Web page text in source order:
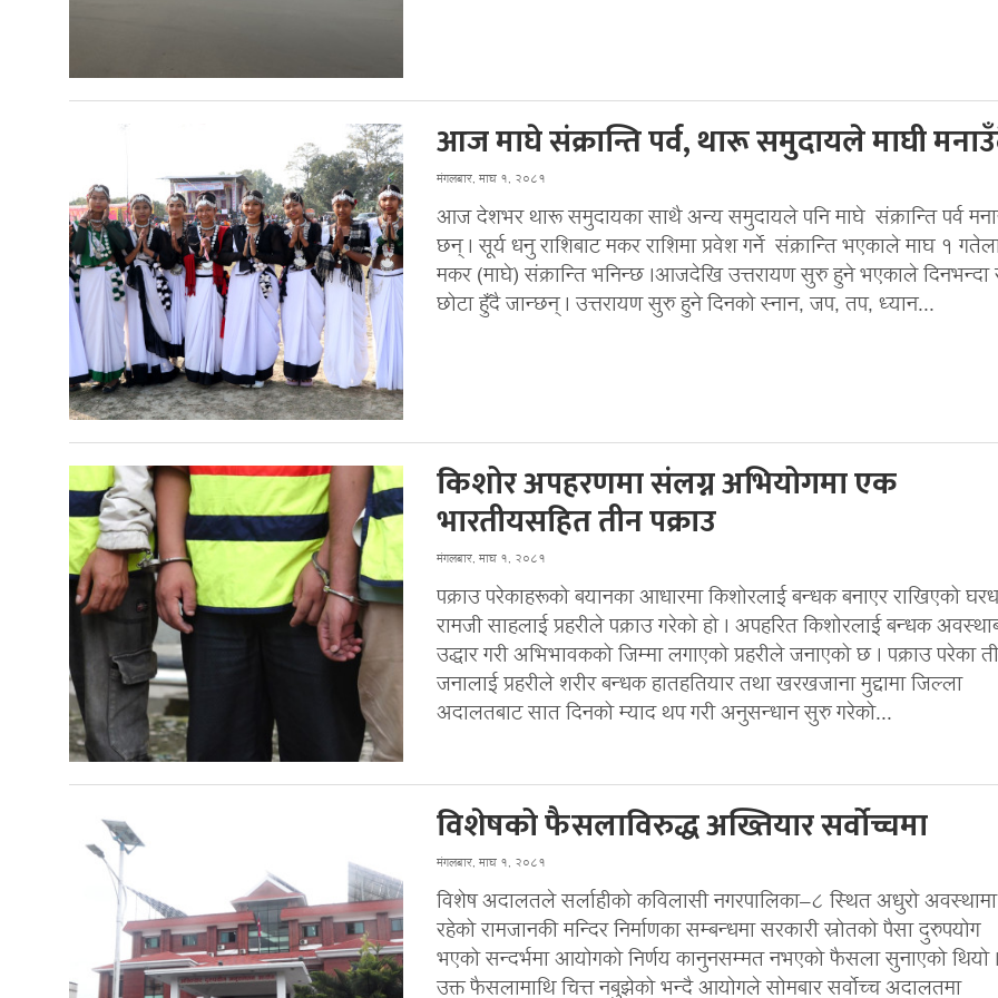
आज माघे संक्रान्ति पर्व, थारू समुदायले माघी
मंगलबार, माघ १, २०८१
आज देशभर थारू समुदायका साथै अन्य समुदायले पनि माघे संक्रान्ति पर्व
छन् । सूर्य धनु राशिबाट मकर राशिमा प्रवेश गर्ने संक्रान्ति भएकाले माघ १
मकर (माघे) संक्रान्ति भनिन्छ ।आजदेखि उत्तरायण सुरु हुने भएकाले दिनभन्दा
छोटा हुँदै जान्छन् । उत्तरायण सुरु हुने दिनको स्नान, जप, तप, ध्यान...
किशोर अपहरणमा संलग्न अभियोगमा एक
भारतीयसहित तीन पक्राउ
मंगलबार, माघ १, २०८१
पक्राउ परेकाहरूको बयानका आधारमा किशोरलाई बन्धक बनाएर राखिएको
रामजी साहलाई प्रहरीले पक्राउ गरेको हो । अपहरित किशोरलाई बन्धक
उद्धार गरी अभिभावकको जिम्मा लगाएको प्रहरीले जनाएको छ । पक्राउ परेका
जनालाई प्रहरीले शरीर बन्धक हातहतियार तथा खरखजाना मुद्दामा जिल्ला
अदालतबाट सात दिनको म्याद थप गरी अनुसन्धान सुरु गरेको...
विशेषको फैसलाविरुद्ध अख्तियार सर्वोच्चमा
मंगलबार, माघ १, २०८१
विशेष अदालतले सर्लाहीको कविलासी नगरपालिका–८ स्थित अधुरो अवस्थामा
रहेको रामजानकी मन्दिर निर्माणका सम्बन्धमा सरकारी स्रोतको पैसा दुरुपयोग
भएको सन्दर्भमा आयोगको निर्णय कानुनसम्मत नभएको फैसला सुनाएको थियो ।
उक्त फैसलामाथि चित्त नबुझेको भन्दै आयोगले सोमबार सर्वोच्च अदालतमा